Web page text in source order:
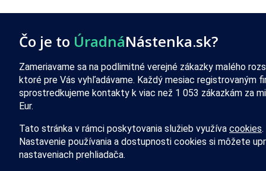
Čo je to ÚradnáNástenka.sk?
Zameriavame sa na podlimitné verejné zákazky malého
ktoré pre Vás vyhľadávame. Každý mesiac registrovaným
sprostredkujeme kontakty k viac než 1 053 zákazkám za
Eur.
Tato stránka v rámci poskytovania služieb využíva cookies.
Nastavenie používania a dostupnosti cookies si môžete
nastaveniach prehliadača.